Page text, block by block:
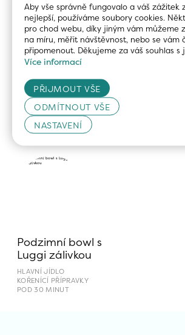
Aby vše správně fungovalo a váš zážitek
nejlepší, používáme soubory cookies.
pro chod webu, díky jiným vám můžeme
na míru, měřit návštěvnost, nebo se vám
připomenout. Děkujeme za váš souhlas s
Více informací
PŘIJMOUT VŠE
ODMÍTNOUT VŠE
NASTAVENÍ
kimchi a lučinovým
dipem s Yumchi
HLAVNÍ JÍDLOFERMENTOVANÉ
KOŘENÍCÍ PŘÍPRAVKY
NAD 30 MINUT
Podzimní bowl s
Luggi zálivkou
HLAVNÍ JÍDLO
KOŘENÍCÍ PŘÍPRAVKY
POD 30 MINUT